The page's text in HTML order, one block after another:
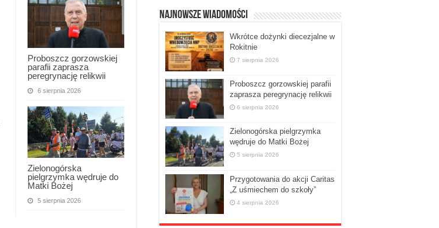
Proboszcz gorzowskiej
parafii zaprasza
peregrynację relikwii
6 sierpnia 2026
Zielonogórska
pielgrzymka wędruje do
Matki Bożej
5 sierpnia 2026
Najnowsze Wiadomości
Wkrótce dożynki diecezjalne w
Rokitnie
7 sierpnia 2026
Proboszcz gorzowskiej parafii
zaprasza peregrynację relikwii
6 sierpnia 2026
Zielonogórska pielgrzymka
wędruje do Matki Bożej
5 sierpnia 2026
Przygotowania do akcji Caritas
„Z uśmiechem do szkoły”
4 sierpnia 2026